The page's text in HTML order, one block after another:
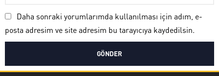
Daha sonraki yorumlarımda kullanılması için adım, e-
posta adresim ve site adresim bu tarayıcıya kaydedilsin.